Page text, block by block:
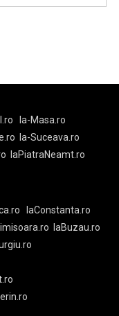
la-Masa.ro
la-Suceava.ro
laPiatraNeamt.ro
laConstanta.ro
laBuzau.ro